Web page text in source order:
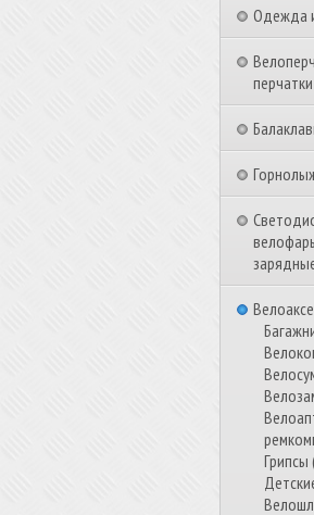
Одежда
перчатки
Грипсы